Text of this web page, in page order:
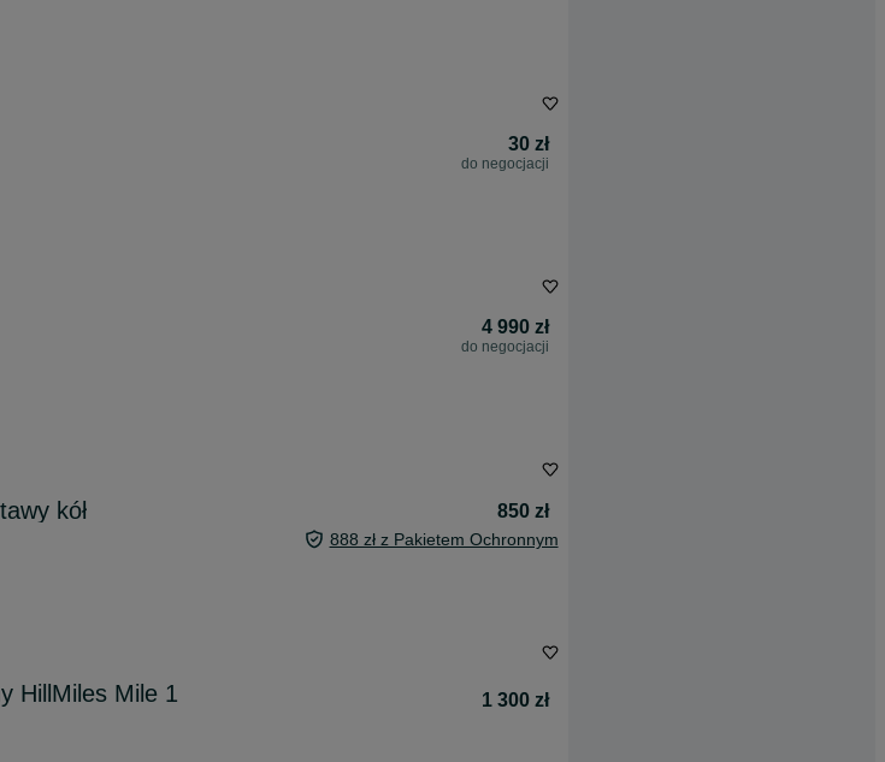
30 zł
do negocjacji
4 990 zł
do negocjacji
kół
850 zł
888 zł z Pakietem Ochronnym
HillMiles Mile 1
1 300 zł